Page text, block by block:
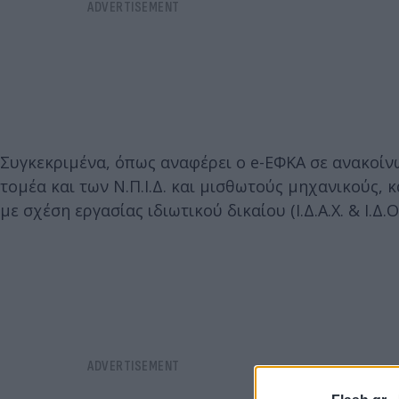
Συγκεκριμένα, όπως αναφέρει ο e-ΕΦΚΑ σε
τομέα και των Ν.Π.Ι.Δ. και μισθωτούς μηχανικούς,
με σχέση εργασίας ιδιωτικού δικαίου (Ι.Δ.Α.Χ. &